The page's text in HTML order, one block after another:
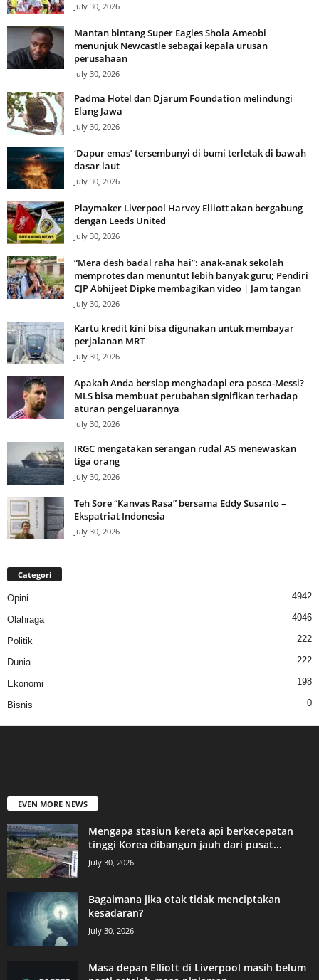
July 30, 2026
Mantan bintang Super Eagles Shola Ameobi
menunjuk Newcastle sebagai kepala urusan
perusahaan
July 30, 2026
Padma Hotel dan Djarum Foundation melindungi
Elang Jawa
July 30, 2026
‘Dapur emas’ tersembunyi di bumi terletak di bawah
dasar laut
July 30, 2026
Playmaker Liverpool Harvey Elliott akan bergabung
dengan Leeds United
July 30, 2026
“Mera desh badal raha hai”: anak-anak sekolah
memprotes dan menuntut lebih banyak guru; Pendiri
CJP Abhijeet Dipke membagikan video | Jam tangan
July 30, 2026
Kartu kredit kini bisa digunakan untuk membayar
perjalanan MRT
July 30, 2026
Apakah Anda bersiap menghadapi era pasca-Messi?
MLS bisa membuat perubahan signifikan terhadap
aturan pengeluarannya
July 30, 2026
IRGC mengatakan serangan rudal AS menewaskan
tiga orang
July 30, 2026
Teh Sore “Kanvas Rasa” bersama Eddy Susanto –
Ekspatriat Indonesia
July 30, 2026
Categori
Opini 4942
Olahraga 4046
Politik 222
Dunia 222
Ekonomi 198
Bisnis 0
EVEN MORE NEWS
Mengapa stasiun kereta api berkecepatan
tinggi Korea dibangun jauh dari pusat...
July 30, 2026
Bagaimana jika otak tidak menciptakan
kesadaran?
July 30, 2026
Masa depan Elliott di Liverpool masih belum